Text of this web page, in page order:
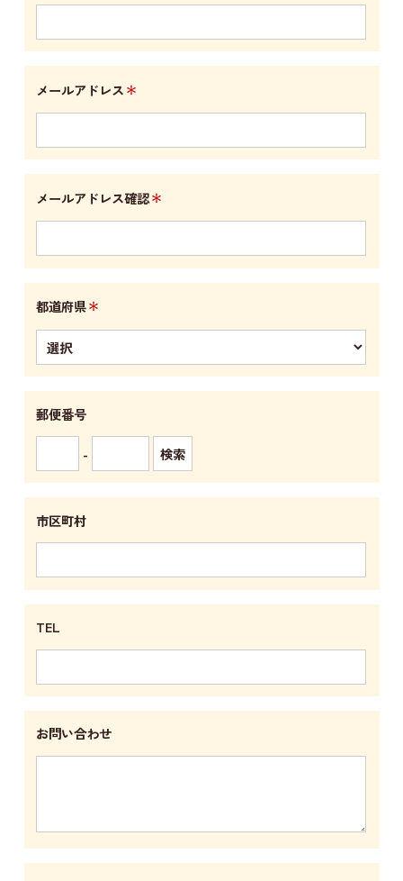
メールアドレス＊
メールアドレス確認＊
都道府県＊
郵便番号
-
市区町村
TEL
お問い合わせ